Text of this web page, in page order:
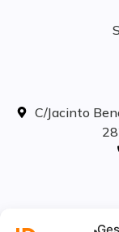
C/Jacinto